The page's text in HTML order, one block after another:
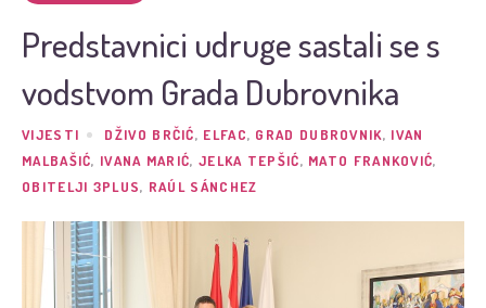
Predstavnici udruge sastali se s
vodstvom Grada Dubrovnika
VIJESTI DŽIVO BRČIĆ, ELFAC, GRAD DUBROVNIK, IVAN
MALBAŠIĆ, IVANA MARIĆ, JELKA TEPŠIĆ, MATO FRANKOVIĆ,
OBITELJI 3PLUS, RAÚL SÁNCHEZ